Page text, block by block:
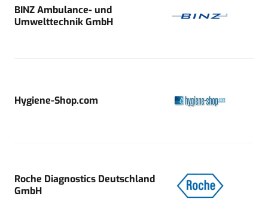
BINZ Ambulance- und
Umwelttechnik GmbH
Hygiene-Shop.com
Roche Diagnostics Deutschland
GmbH